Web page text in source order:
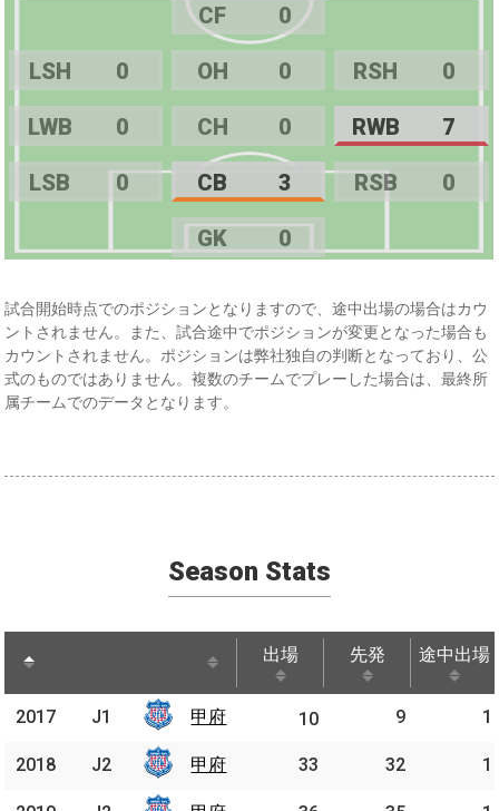
CF 0
LSH 0 OH 0 RSH 0
LWB 0 CH 0 RWB 7
LSB 0 CB 3 RSB 0
GK 0
試合開始時点でのポジションとなりますので、途中出場の場合はカウ
ントされません。また、試合途中でポジションが変更となった場合も
カウントされません。ポジションは弊社独自の判断となっており、公
式のものではありません。複数のチームでプレーした場合は、最終所
属チームでのデータとなります。
Season Stats
出場 先発 途中出場
途中出場
2017 甲府 10 9 1
2018 甲府 33 32 1
2017 J1 甲府
2018 J2 甲府